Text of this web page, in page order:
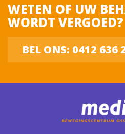
WETEN OF UW
WORDT VERGOED?
BEL ONS: 0412 636